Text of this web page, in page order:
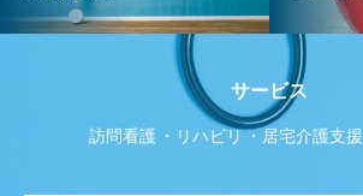
サービス
訪問看護 リハビリ 居宅介護支援